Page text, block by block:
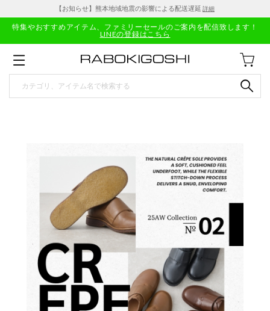
【お知らせ】熊本地域地震の影響による配送遅延 詳細
特集やおすすめアイテム、ファミリーセールのご案内を配信致します！
LINEの登録はこちら